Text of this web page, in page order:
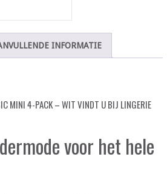
INFORMATIE
MINI 4-PACK – WIT VINDT U BIJ LINGERIE
voor het hele